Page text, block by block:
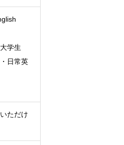
学生
日常英
ただけ